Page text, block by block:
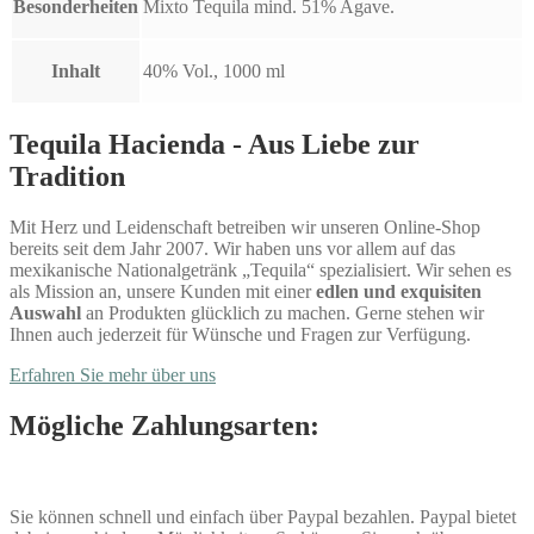
Besonderheiten Mixto Tequila mind. 51% Agave.
Inhalt 40% Vol., 1000 ml
Tequila Hacienda - Aus Liebe zur
Tradition
Mit Herz und Leidenschaft betreiben wir unseren Online-Shop
bereits seit dem Jahr 2007. Wir haben uns vor allem auf das
mexikanische Nationalgetränk „Tequila“ spezialisiert. Wir sehen es
als Mission an, unsere Kunden mit eineredlen und exquisiten
Auswahl an Produkten glücklich zu machen. Gerne stehen wir
Ihnen auch jederzeit für Wünsche und Fragen zur Verfügung.
Erfahren Sie mehr über uns
Mögliche Zahlungsarten:
Sie können schnell und einfach über Paypal bezahlen. Paypal bietet